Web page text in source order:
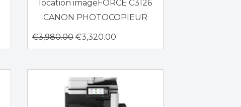
location imageFORCE C3126
CANON PHOTOCOPIEUR
€3,980.00 €3,320.00